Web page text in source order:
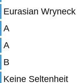
Eurasian Wryneck
A
A
B
Keine Seltenheit